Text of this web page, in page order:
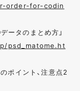
order-for-codin
ータのまとめ方」
psd_matome.ht
ポイント、注意点2